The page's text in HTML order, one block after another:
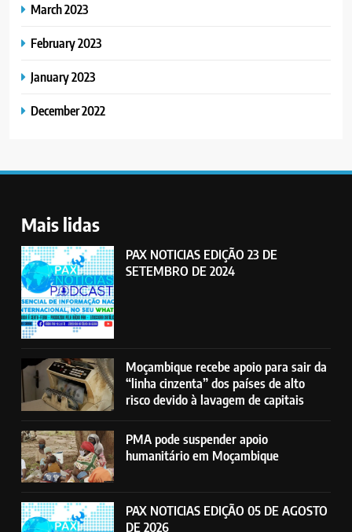
March 2023
February 2023
January 2023
December 2022
Mais lidas
PAX NOTICIAS EDIÇÃO 23 DE
SETEMBRO DE 2024
Moçambique recebe apoio para sair da
“linha cinzenta” dos países de alto
risco devido à lavagem de capitais
PMA pode suspender apoio
humanitário em Moçambique
PAX NOTICIAS EDIÇÃO 05 DE AGOSTO
DE 2026